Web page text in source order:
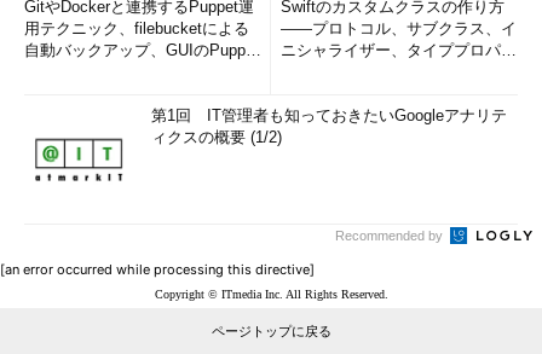
GitやDockerと連携するPuppet運
用テクニック、filebucketによる
自動バックアップ、GUIのPupp
Swiftのカスタムクラスの作り方
――プロトコル、サブクラス、イ
ニシャライザー、タイププロパテ
第1回 IT管理者も知っておきたいGoogleアナリテ
ィクスの概要 (1/2)
Recommended by
[an error occurred while processing this directive]
Copyright © ITmedia Inc. All Rights Reserved.
ページトップに戻る